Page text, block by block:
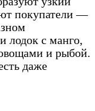
покупатели —
лодок с манго,
и рыбой.
даже